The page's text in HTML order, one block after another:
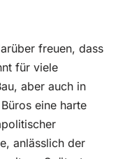
freuen, dass
für viele
aber auch in
eine harte
anlässlich der